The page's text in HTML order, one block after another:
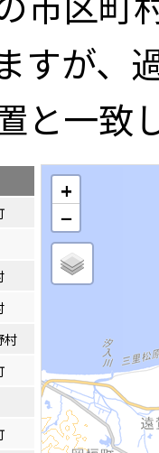
すが、
と一致
村
+
−